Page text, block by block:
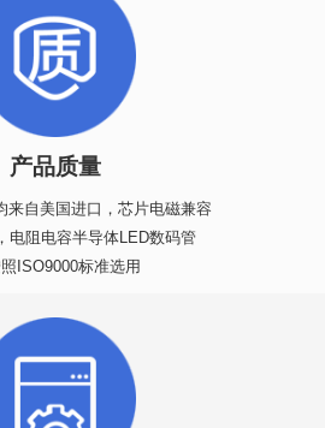
产品质量
来自美国进口，芯片电磁兼容
电阻电容半导体LED数码管
ISO9000标准选用